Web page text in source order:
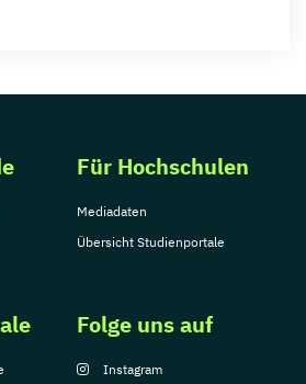
Für Hochschulen
Mediadaten
Übersicht Studienportale
Folge uns auf
Instagram